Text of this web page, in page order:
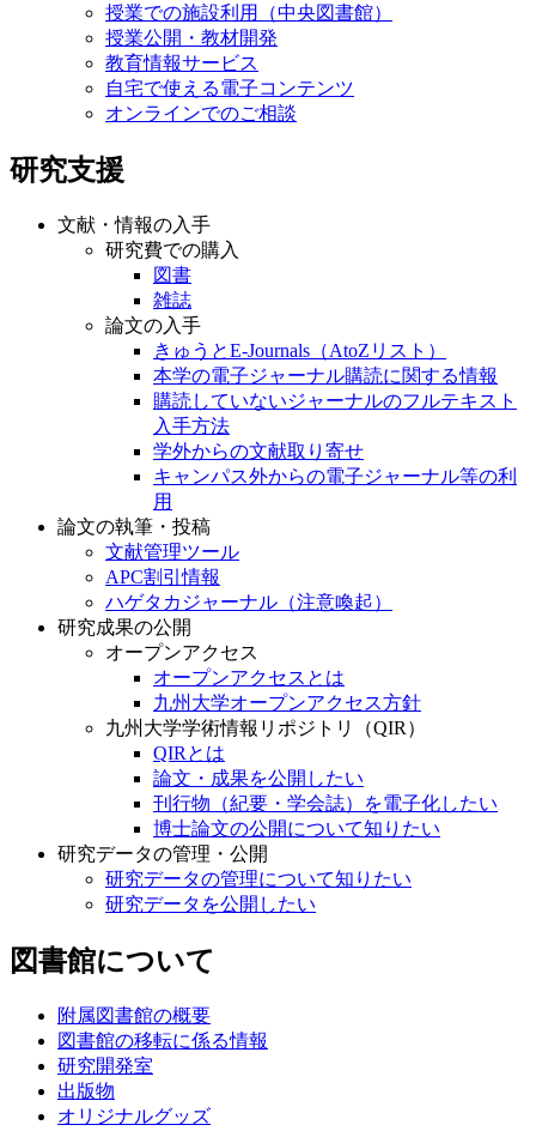
授業での施設利用（中央図書館）
授業公開・教材開発
教育情報サービス
自宅で使える電子コンテンツ
オンラインでのご相談
研究支援
文献・情報の入手
研究費での購入
図書
雑誌
論文の入手
きゅうとE-Journals（AtoZリスト）
本学の電子ジャーナル購読に関する情報
購読していないジャーナルのフルテキスト
入手方法
学外からの文献取り寄せ
キャンパス外からの電子ジャーナル等の利
用
論文の執筆・投稿
文献管理ツール
APC割引情報
ハゲタカジャーナル（注意喚起）
研究成果の公開
オープンアクセス
オープンアクセスとは
九州大学オープンアクセス方針
九州大学学術情報リポジトリ（QIR）
QIRとは
論文・成果を公開したい
刊行物（紀要・学会誌）を電子化したい
博士論文の公開について知りたい
研究データの管理・公開
研究データの管理について知りたい
研究データを公開したい
図書館について
附属図書館の概要
図書館の移転に係る情報
研究開発室
出版物
オリジナルグッズ